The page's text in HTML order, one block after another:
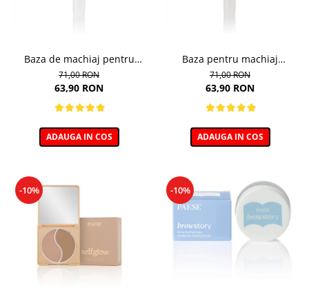
Baza de machiaj pentru
Netezire - 30ml
71,00 RON
63,90 RON
ADAUGA IN COS
Baza pentru machiaj
Matifianta - 30ml
71,00 RON
63,90 RON
ADAUGA IN COS
-10% -10%